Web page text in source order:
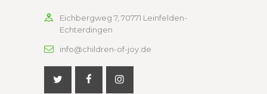
Eichbergweg 7, 70771 Leinfelden-
Echterdingen
info@children-of-joy.de